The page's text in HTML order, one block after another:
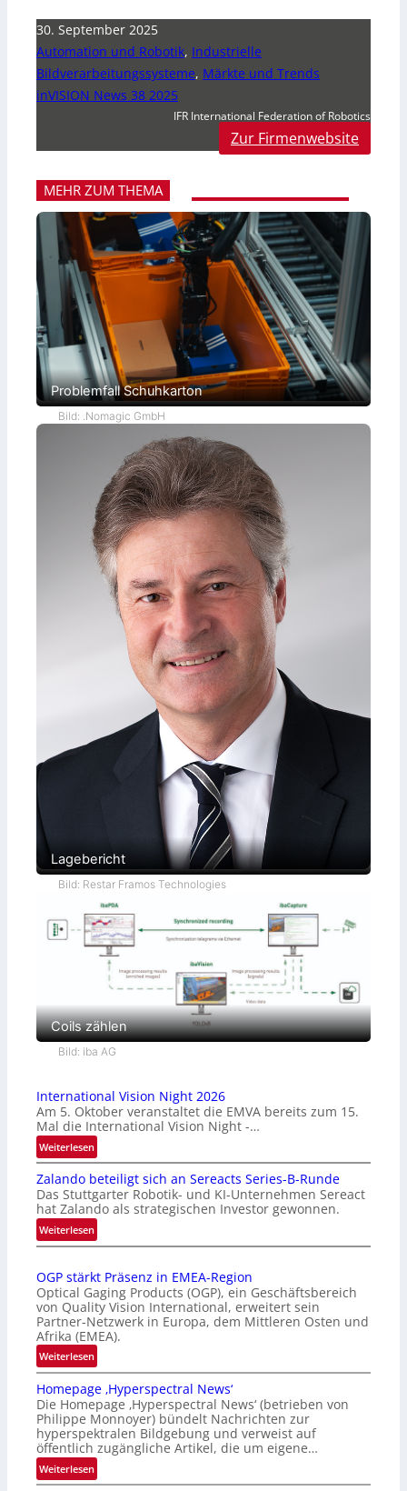
30. September 2025
Automation und Robotik, Industrielle
Bildverarbeitungssysteme, Märkte und Trends
inVISION News 38 2025
IFR International Federation of Robotics
Zur Firmenwebsite
MEHR ZUM THEMA
Problemfall Schuhkarton
Bild: .Nomagic GmbH
Lagebericht
Bild: Restar Framos Technologies
Coils zählen
Bild: iba AG
International Vision Night 2026
Am 5. Oktober veranstaltet die EMVA bereits zum 15.
Mal die International Vision Night -…
Weiterlesen:
I
n
t
e
r
n
t
i
o
n
l
V
i
s
i
o
n
Zalando beteiligt sich an Sereacts Series-B-Runde
Das Stuttgarter Robotik- und KI-Unternehmen Sereact
hat Zalando als strategischen Investor gewonnen.
Weiterlesen:
Z
l
a
n
d
o
b
e
t
e
i
i
g
OGP stärkt Präsenz in EMEA-Region
Optical Gaging Products (OGP), ein Geschäftsbereich
von Quality Vision International, erweitert sein
Partner-Netzwerk in Europa, dem Mittleren Osten und
Afrika (EMEA).
Weiterlesen:
O
G
P
s
t
ä
r
Homepage ‚Hyperspectral News‘
Die Homepage ‚Hyperspectral News‘ (betrieben von
Philippe Monnoyer) bündelt Nachrichten zur
hyperspektralen Bildgebung und verweist auf
öffentlich zugängliche Artikel, die um eigene…
Weiterlesen:
H